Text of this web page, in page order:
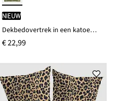
Nieuw
Dekbedovertrek in een katoenmix
€ 22,99